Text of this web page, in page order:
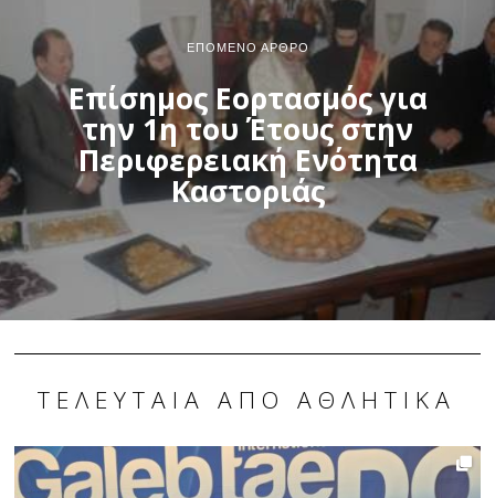
ΕΠΌΜΕΝΟ ΆΡΘΡΟ
Επίσημος Εορτασμός για
την 1η του Έτους στην
Περιφερειακή Ενότητα
Καστοριάς
ΤΕΛΕΥΤΑΊΑ ΑΠΌ ΑΘΛΗΤΙΚΆ